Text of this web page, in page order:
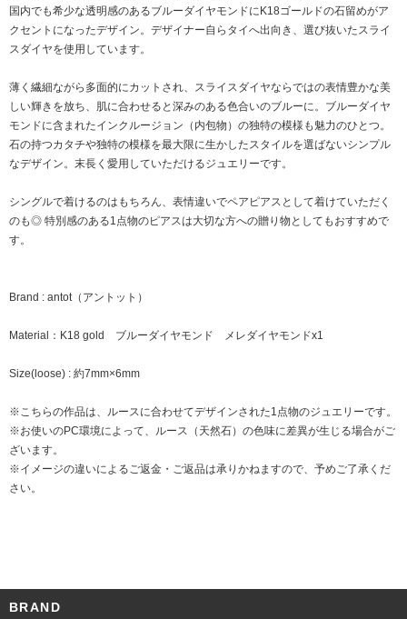
国内でも希少な透明感のあるブルーダイヤモンドにK18ゴールドの石留めがア
クセントになったデザイン。デザイナー自らタイへ出向き、選び抜いたスライ
スダイヤを使用しています。
薄く繊細ながら多面的にカットされ、スライスダイヤならではの表情豊かな美
しい輝きを放ち、肌に合わせると深みのある色合いのブルーに。ブルーダイヤ
モンドに含まれたインクルージョン（内包物）の独特の模様も魅力のひとつ。
石の持つカタチや独特の模様を最大限に生かしたスタイルを選ばないシンプル
なデザイン。末長く愛用していただけるジュエリーです。
シングルで着けるのはもちろん、表情違いでペアピアスとして着けていただく
のも◎ 特別感のある1点物のピアスは大切な方への贈り物としてもおすすめで
す。
Brand : antot（アントット）
Material：K18 gold ブルーダイヤモンド メレダイヤモンドx1
Size(loose) : 約7mm×6mm
※こちらの作品は、ルースに合わせてデザインされた1点物のジュエリーです。
※お使いのPC環境によって、ルース（天然石）の色味に差異が生じる場合がご
ざいます。
※イメージの違いによるご返金・ご返品は承りかねますので、予めご了承くだ
さい。
BRAND